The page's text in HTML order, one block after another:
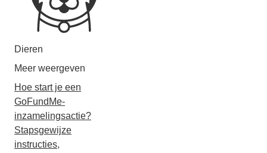
Dieren
Meer weergeven
Hoe start je een
GoFundMe-
inzamelingsactie?
Stapsgewijze
instructies,